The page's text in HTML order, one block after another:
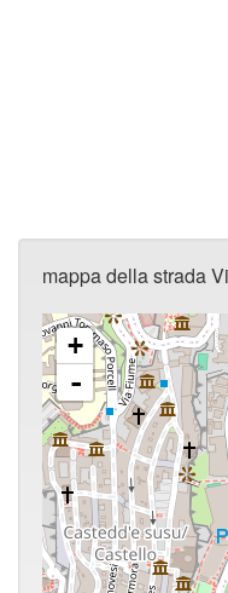
mappa della strada
+
-